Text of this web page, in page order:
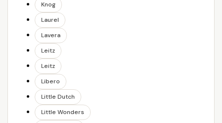
Knog
Laurel
Lavera
Leitz
Leitz
Libero
Little Dutch
Little Wonders